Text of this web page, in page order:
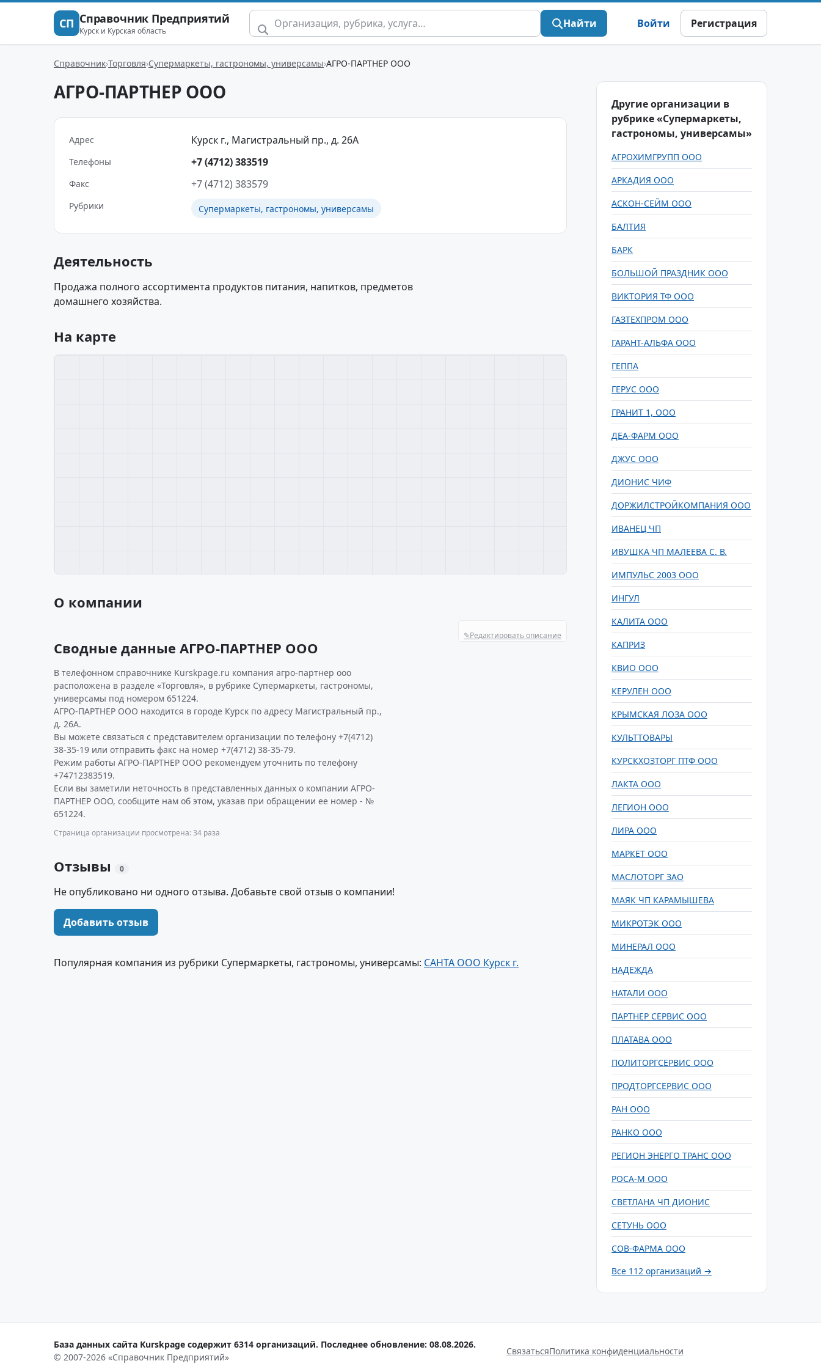
СП Справочник Предприятий
Курск и Курская область
Найти Войти Регистрация
Справочник Торговля Супермаркеты, гастрономы, универсамы АГРО-ПАРТНЕР ООО
АГРО-ПАРТНЕР ООО
Адрес Курск г., Магистральный пр., д. 26А
Телефоны +7 (4712) 383519
Факс +7 (4712) 383579
Рубрики Супермаркеты, гастрономы, универсамы
Деятельность
Продажа полного ассортимента продуктов питания, напитков, предметов
домашнего хозяйства.
На карте
О компании
✎Редактировать описание
Сводные данные АГРО-ПАРТНЕР ООО
В телефонном справочнике Kurskpage.ru компания агро-партнер ооо
расположена в разделе «Торговля», в рубрике Супермаркеты, гастрономы,
универсамы под номером 651224.
АГРО-ПАРТНЕР ООО находится в городе Курск по адресу Магистральный пр.,
д. 26А.
Вы можете связаться с представителем организации по телефону +7(4712)
38-35-19 или отправить факс на номер +7(4712) 38-35-79.
Режим работы АГРО-ПАРТНЕР ООО рекомендуем уточнить по телефону
+74712383519.
Если вы заметили неточность в представленных данных о компании АГРО-
ПАРТНЕР ООО, сообщите нам об этом, указав при обращении ее номер - №
651224.
Страница организации просмотрена: 34 раза
Отзывы 0
Не опубликовано ни одного отзыва. Добавьте свой отзыв о компании!
Добавить отзыв
Популярная компания из рубрики Супермаркеты, гастрономы, универсамы: САНТА ООО Курск г.
Другие организации в
рубрике «Супермаркеты,
гастрономы, универсамы»
АГРОХИМГРУПП ООО
АРКАДИЯ ООО
АСКОН-СЕЙМ ООО
БАЛТИЯ
БАРК
БОЛЬШОЙ ПРАЗДНИК ООО
ВИКТОРИЯ ТФ ООО
ГАЗТЕХПРОМ ООО
ГАРАНТ-АЛЬФА ООО
ГЕППА
ГЕРУС ООО
ГРАНИТ 1, ООО
ДЕА-ФАРМ ООО
ДЖУС ООО
ДИОНИС ЧИФ
ДОРЖИЛСТРОЙКОМПАНИЯ ООО
ИВАНЕЦ ЧП
ИВУШКА ЧП МАЛЕЕВА С. В.
ИМПУЛЬС 2003 ООО
ИНГУЛ
КАЛИТА ООО
КАПРИЗ
КВИО ООО
КЕРУЛЕН ООО
КРЫМСКАЯ ЛОЗА ООО
КУЛЬТТОВАРЫ
КУРСКХОЗТОРГ ПТФ ООО
ЛАКТА ООО
ЛЕГИОН ООО
ЛИРА ООО
МАРКЕТ ООО
МАСЛОТОРГ ЗАО
МАЯК ЧП КАРАМЫШЕВА
МИКРОТЭК ООО
МИНЕРАЛ ООО
НАДЕЖДА
НАТАЛИ ООО
ПАРТНЕР СЕРВИС ООО
ПЛАТАВА ООО
ПОЛИТОРГСЕРВИС ООО
ПРОДТОРГСЕРВИС ООО
РАН ООО
РАНКО ООО
РЕГИОН ЭНЕРГО ТРАНС ООО
РОСА-М ООО
СВЕТЛАНА ЧП ДИОНИС
СЕТУНЬ ООО
СОВ-ФАРМА ООО
Все 112 организаций →
База данных сайта Kurskpage содержит 6314 организаций. Последнее обновление: 08.08.2026.
© 2007-2026 «Справочник Предприятий»
СвязатьсяПолитика конфиденциальности